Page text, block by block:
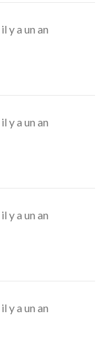
il y a un an
il y a un an
il y a un an
il y a un an